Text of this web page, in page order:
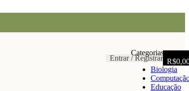
Entrar / Registrar R$
Categorias
Biologia
Educação